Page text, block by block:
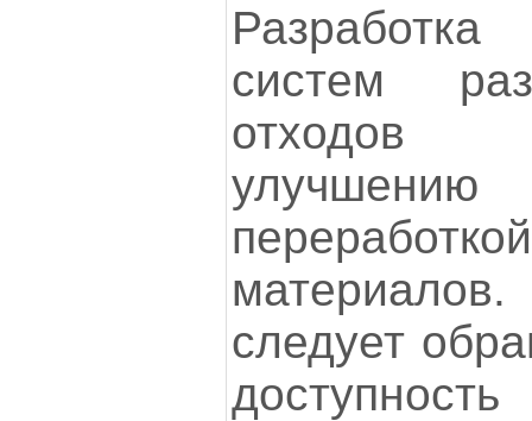
систем
отходов
следует